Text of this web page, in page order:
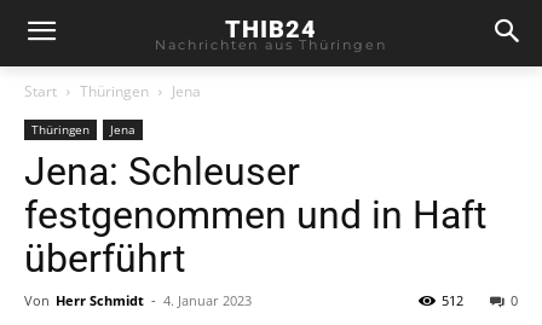
THIB24
Nachrichten aus Thüringen
Start Thüringen Jena
Thüringen Jena
Jena: Schleuser
festgenommen und in Haft
überführt
Von Herr Schmidt - 4. Januar 2023 0
512